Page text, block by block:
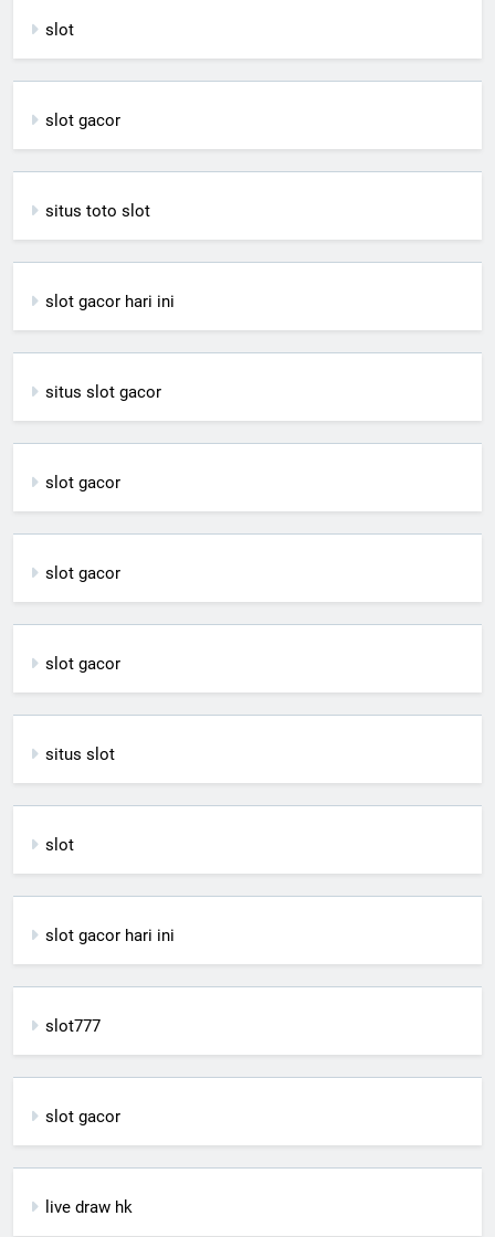
slot
slot gacor
situs toto slot
slot gacor hari ini
situs slot gacor
slot gacor
slot gacor
slot gacor
situs slot
slot
slot gacor hari ini
slot777
slot gacor
live draw hk